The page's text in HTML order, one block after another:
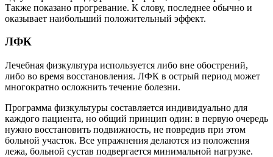
Также показано прогревание. К слову, последнее обычно и
оказывает наибольший положительный эффект.
ЛФК
Лечебная физкультура используется либо вне обострений,
либо во время восстановления. ЛФК в острый период может
многократно осложнить течение болезни.
Программа физкультуры составляется индивидуально для
каждого пациента, но общий принцип один: в первую очередь
нужно восстановить подвижность, не повредив при этом
больной участок. Все упражнения делаются из положения
лежа, больной сустав подвергается минимальной нагрузке.